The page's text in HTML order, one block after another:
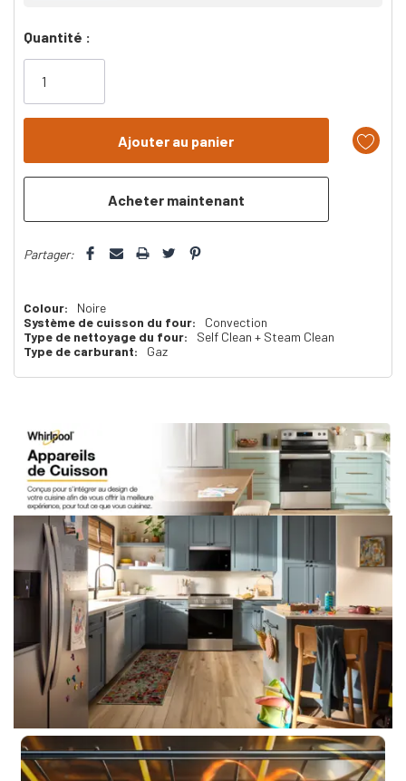
Dépêchez-
vous!
plus
Quantité :
Partager:
Colour:
Noire
Système de cuisson du four:
Convection
Type de nettoyage du four:
Self Clean + Steam Clean
Type de carburant:
Gaz